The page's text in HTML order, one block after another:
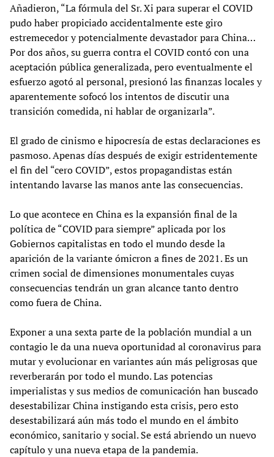
Añadieron, “La fórmula del Sr. Xi para superar el COVID
pudo haber propiciado accidentalmente este giro
estremecedor y potencialmente devastador para China…
Por dos años, su guerra contra el COVID contó con una
aceptación pública generalizada, pero eventualmente el
esfuerzo agotó al personal, presionó las finanzas locales y
aparentemente sofocó los intentos de discutir una
transición comedida, ni hablar de organizarla”.
El grado de cinismo e hipocresía de estas declaraciones es
pasmoso. Apenas días después de exigir estridentemente
el fin del “cero COVID”, estos propagandistas están
intentando lavarse las manos ante las consecuencias.
Lo que acontece en China es la expansión final de la
política de “COVID para siempre” aplicada por los
Gobiernos capitalistas en todo el mundo desde la
aparición de la variante ómicron a fines de 2021. Es un
crimen social de dimensiones monumentales cuyas
consecuencias tendrán un gran alcance tanto dentro
como fuera de China.
Exponer a una sexta parte de la población mundial a un
contagio le da una nueva oportunidad al coronavirus para
mutar y evolucionar en variantes aún más peligrosas que
reverberarán por todo el mundo. Las potencias
imperialistas y sus medios de comunicación han buscado
desestabilizar China instigando esta crisis, pero esto
desestabilizará aún más todo el mundo en el ámbito
económico, sanitario y social. Se está abriendo un nuevo
capítulo y una nueva etapa de la pandemia.